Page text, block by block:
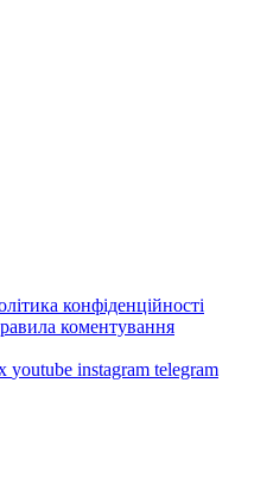
конфіденційності
коментування
youtube instagram telegram